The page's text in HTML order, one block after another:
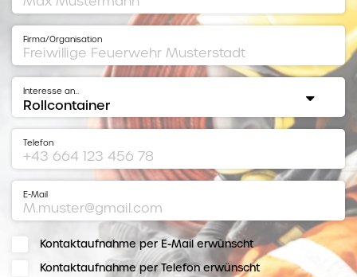
Firma/Organisation
Interesse an…
Telefon
E-Mail
Kontaktaufnahme per E-Mail erwünscht
Kontaktaufnahme per Telefon erwünscht